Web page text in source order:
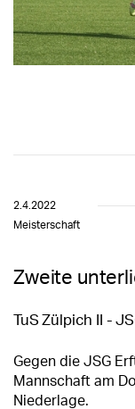
2.4.2022
Meisterschaft
Zweite
TuS Zülpich II -
Gegen die JSG
Mannschaft am
Niederlage.